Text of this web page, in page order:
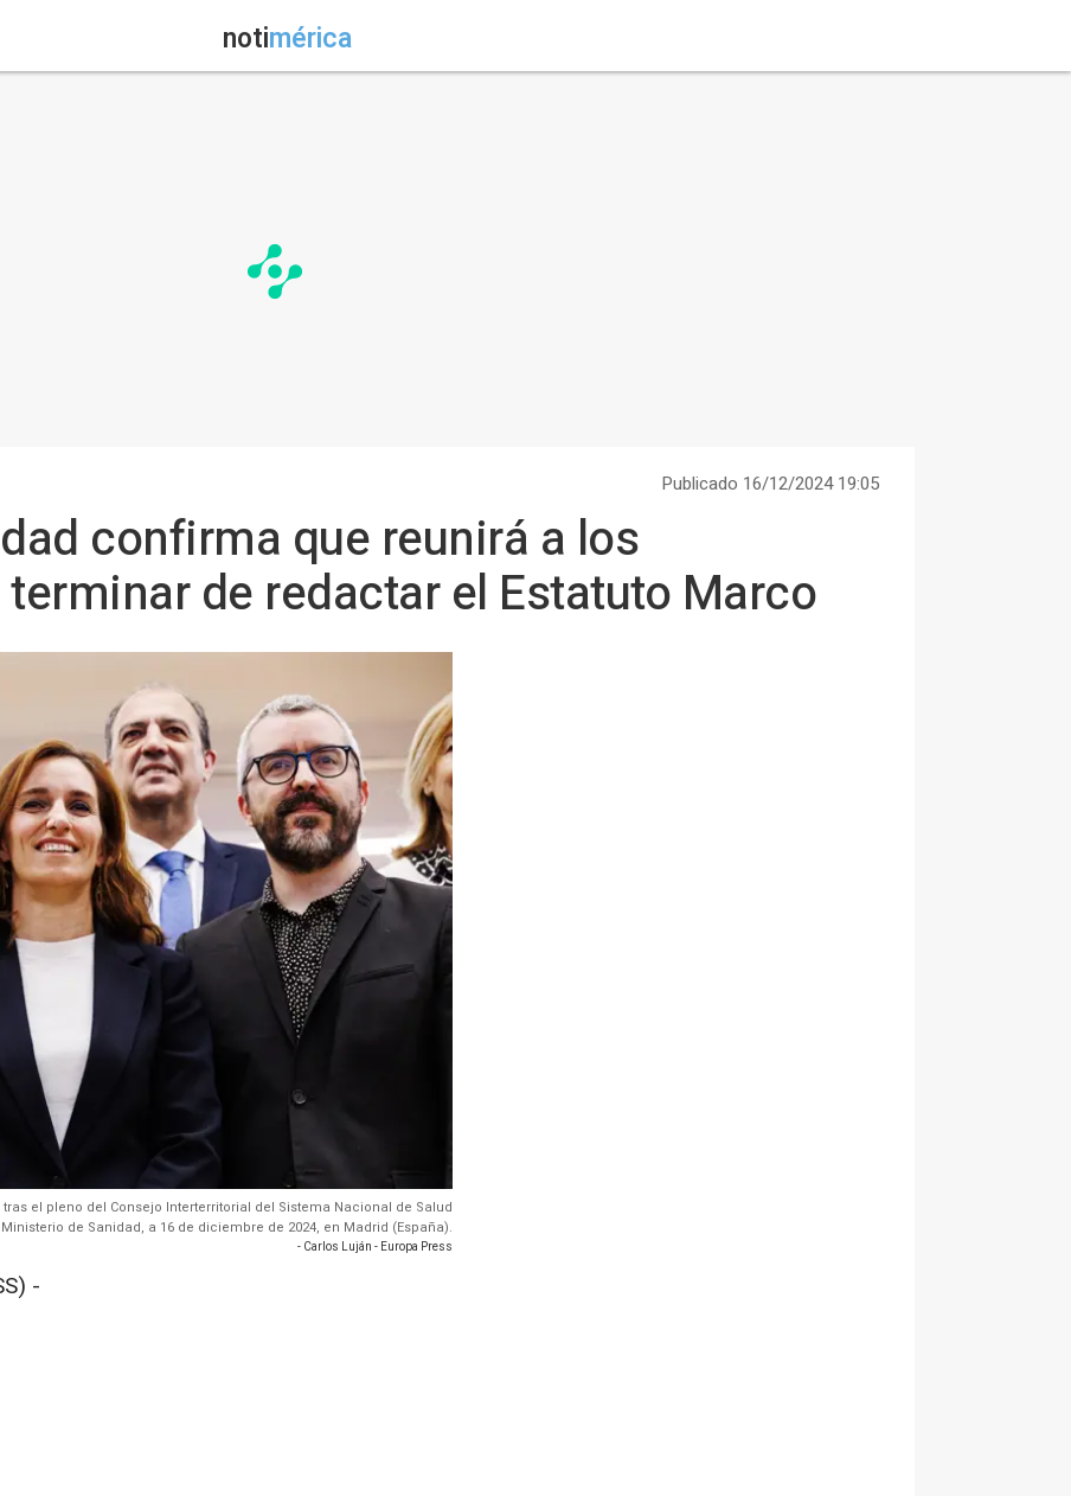
notimérica
Publicado 16/12/2024 19:05
confirma que reunirá a los
de redactar el Estatuto Marco
el pleno del Consejo Interterritorial del Sistema Nacional de Salud
de Sanidad, a 16 de diciembre de 2024, en Madrid (España).
- Carlos Luján - Europa Press
-